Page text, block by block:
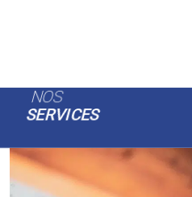
NOS
SERVICES